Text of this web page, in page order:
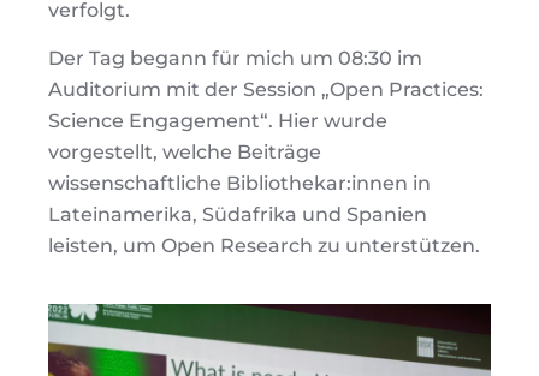
verfolgt.
Der Tag begann für mich um 08:30 im
Auditorium mit der Session „Open Practices:
Science Engagement“. Hier wurde
vorgestellt, welche Beiträge
wissenschaftliche Bibliothekar:innen in
Lateinamerika, Südafrika und Spanien
leisten, um Open Research zu unterstützen.